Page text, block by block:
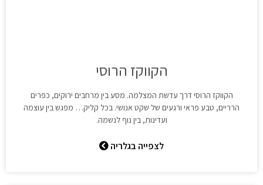
הקווקז הרוסי
הקווקז הרוסי דרך עדשת המצלמה. מסע בין מרחבים ירוקים, כפרים
הרריים, טבע פראי ורגעים של שקט אנושי. בכל קליק… מפגש בין עוצמה
ועדינות, בין נוף לנשמה.
לצפייה בגלריה